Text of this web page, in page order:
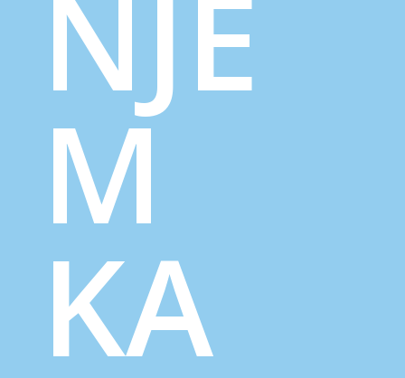
NJE
M
KA